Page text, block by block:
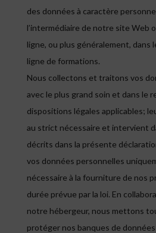
des données à caractère
l’intermédiaire de notre site Web
ligne, ou plus généralement, dans
ligne de formations.
Nous collectons et traitons vos
avec le plus grand soin et dans le
dispositions légales applicables;
au strict nécessaire et intervient
décrits dans la présente
vos données personnelles
nécessaire à la fourniture de nos
durée prévue par la loi. En
notre hébergeur, nous mettons
protéger nos banques de